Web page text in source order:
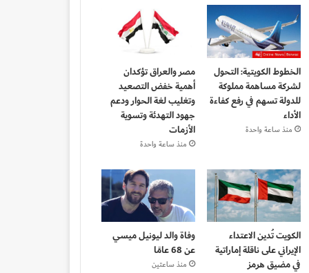
الخطوط الكويتية: التحول
لشركة مساهمة مملوكة
للدولة تسهم في رفع كفاءة
الأداء
منذ ساعة واحدة
مصر والعراق تؤكدان
أهمية خفض التصعيد
وتغليب لغة الحوار ودعم
جهود التهدئة وتسوية
الأزمات
منذ ساعة واحدة
الكويت تُدين الاعتداء
الإيراني على ناقلة إماراتية
في مضيق هرمز
وفاة والد ليونيل ميسي
عن 68 عامًا
منذ ساعتين